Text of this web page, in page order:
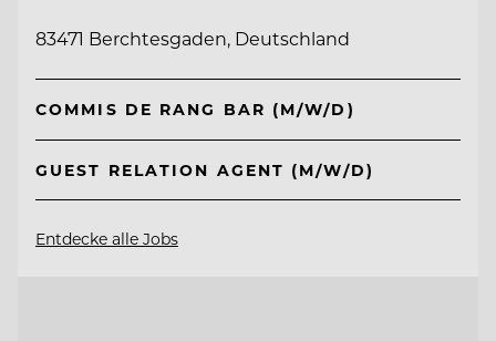
83471 Berchtesgaden, Deutschland
COMMIS DE RANG BAR (M/W/D)
GUEST RELATION AGENT (M/W/D)
Entdecke alle Jobs